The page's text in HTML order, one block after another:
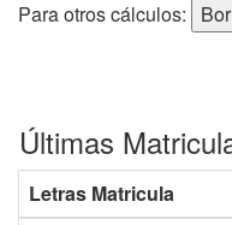
Para otros cálculos:
Últimas
Letras Matricula